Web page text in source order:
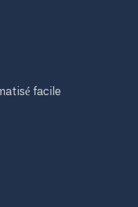
facile